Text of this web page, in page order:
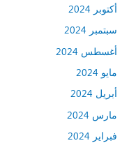
أكتوبر 2024
سبتمبر 2024
أغسطس 2024
مايو 2024
أبريل 2024
مارس 2024
فبراير 2024